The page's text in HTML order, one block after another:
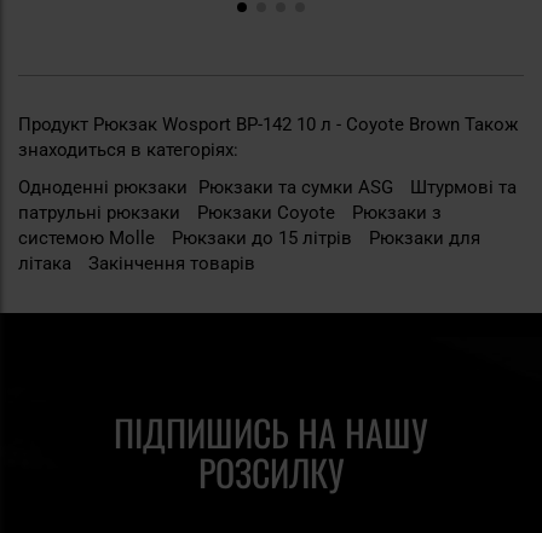
Продукт Рюкзак Wosport BP-142 10 л - Coyote Brown Також
знаходиться в категоріях:
Одноденні рюкзаки
Рюкзаки та сумки ASG
Штурмові та
патрульні рюкзаки
Рюкзаки Coyote
Рюкзаки з
системою Molle
Рюкзаки до 15 літрів
Рюкзаки для
літака
Закінчення товарів
ПІДПИШИСЬ НА НАШУ
РОЗСИЛКУ